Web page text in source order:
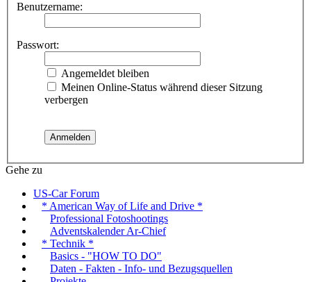
Benutzername:
Passwort:
Angemeldet bleiben
Meinen Online-Status während dieser Sitzung
verbergen
Gehe zu
US-Car Forum
* American Way of Life and Drive *
Professional Fotoshootings
Adventskalender Ar-Chief
* Technik *
Basics - "HOW TO DO"
Daten - Fakten - Info- und Bezugsquellen